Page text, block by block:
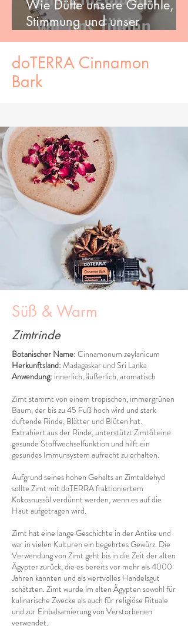
Wie Düfte unsere Gefühle,
Stimmung und unser
Wohlbefinden beeinflussen
können
doTERRA Cinnamon
Bark
Süß & Warm
Zimtrinde
Botanischer Name: Cinnamonum zeylanicum
Herkunftsland: Madagaskar und Sri Lanka
Anwendung: innerlich, äußerlich, aromatisch
Zimt stammt von einem tropischen, immergrünen
Baum, der bis zu 45 Fuß hoch wird und stark
duftende Rinde, Blätter und Blüten hat.
Extrahiert aus der Rinde, unterstützt Zimtöl eine
gesunde Stoffwechselfunktion und hilft ein
gesundes Immunsystem aufrecht zu erhalten.
Aufgrund seines hohen Gehalts an Zimtaldehyd
sollte Zimt mit doTERRA fraktioniertem
Kokosnussöl verdünnt werden, wenn es auf die
Haut aufgetragen wird.
Zimt hat eine lange Geschichte in der Antike und
war in vielen Kulturen ein begehrtes Gewürz. Die
Verwendung von Zimt geht bis in die Zeit der alten
Ägypter zurück, die es bereits vor mehr als 4000
Jahren kannten und als wertvolles Handelsgut
schätzten. Zimt wurde im alten Ägypten sowohl für
kulinarische Zwecke als auch für religiöse Rituale
und zur Einbalsamierung von Verstorbenen
verwendet.